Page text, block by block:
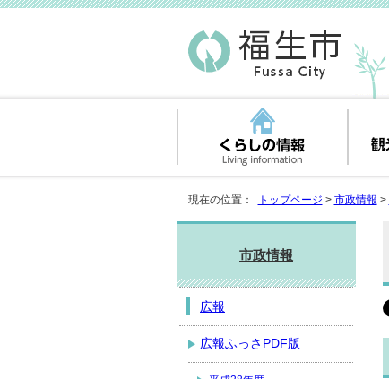
現在の位置： トップページ > 市政情報 >
市政情報
広報
広報ふっさPDF版